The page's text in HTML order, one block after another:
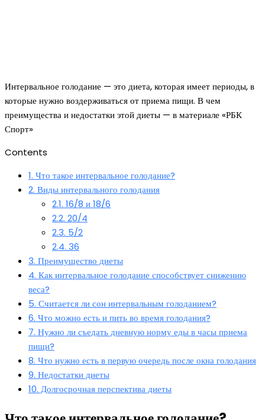
Интервальное голодание — это диета, которая имеет периоды, в
которые нужно воздерживаться от приема пищи. В чем
преимущества и недостатки этой диеты — в материале «РБК
Спорт»
Contents
1. Что такое интервальное голодание?
2. Виды интервального голодания
2.1. 16/8 и 18/6
2.2. 20/4
2.3. 5/2
2.4. 36
3. Преимущество диеты
4. Как интервальное голодание способствует снижению
веса?
5. Считается ли сон интервальным голоданием?
6. Что можно есть и пить во время голодания?
7. Нужно ли съедать дневную норму еды в часы приема
пищи?
8. Что нужно есть в первую очередь после окна голодания
9. Недостатки диеты
10. Долгосрочная перспектива диеты